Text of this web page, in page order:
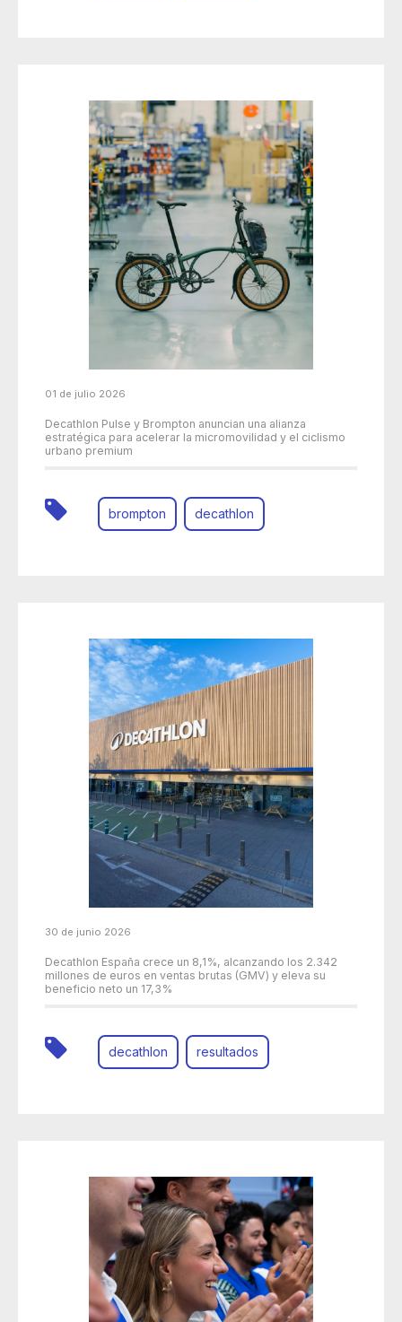
01 de julio 2026
Decathlon Pulse y Brompton anuncian una alianza
estratégica para acelerar la micromovilidad y el ciclismo
urbano premium
brompton decathlon
30 de junio 2026
Decathlon España crece un 8,1%, alcanzando los 2.342
millones de euros en ventas brutas (GMV) y eleva su
beneficio neto un 17,3%
decathlon resultados